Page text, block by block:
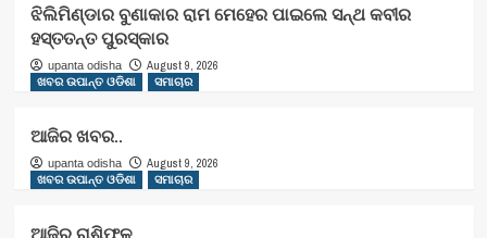
ଝିଲିମିଣ୍ଡାର ବୁଣାକାର ରାମ ମେହେର ପାଇଲେ ସନ୍ଥ କବୀର
ହସ୍ତତନ୍ତ ପୁରସ୍କାର
upanta odisha
August 9, 2026
ଖବର ଉପାନ୍ତ ଓଡିଶା
ସମାଚାର
ଆଜିର ଖବର..
upanta odisha
August 9, 2026
ଖବର ଉପାନ୍ତ ଓଡିଶା
ସମାଚାର